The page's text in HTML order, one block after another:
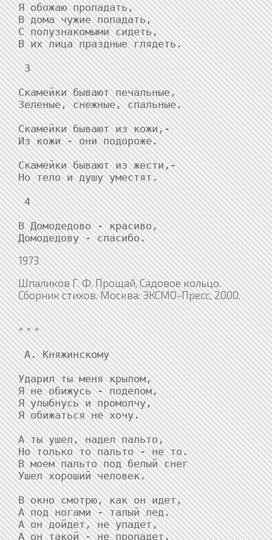
Я обожаю пропадать,
В дома чужие попадать,
С полузнакомыми сидеть,
В их лица праздные глядеть.
3
Скамейки бывают печальные,
Зеленые, снежные, спальные.
Скамейки бывают из кожи,-
Из кожи - они подороже.
Скамейки бывают из жести,-
Но тело и душу уместят.
4
В Домодедово - красиво,
1973
Шпаликов Г. Ф. Прощай, Садовое кольцо.
Сборник стихов. Москва: ЭКСМО-Пресс, 2000.
* * *
А. Княжинскому
Ударил ты меня крылом,
Я не обижусь - поделом,
Я улыбнусь и промолчу,
Я обижаться не хочу.
А ты ушел, надел пальто,
Но только то пальто - не то.
В моем пальто под белый снег
Ушел хороший человек.
В окно смотрю, как он идет,
А под ногами - талый лед.
А он дойдет, не упадет,